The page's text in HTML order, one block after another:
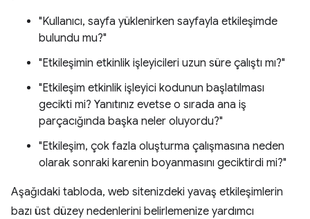
"Kullanıcı, sayfa yüklenirken sayfayla etkileşimde
bulundu mu?"
"Etkileşimin etkinlik işleyicileri uzun süre çalıştı mı?"
"Etkileşim etkinlik işleyici kodunun başlatılması
gecikti mi? Yanıtınız evetse o sırada ana iş
parçacığında başka neler oluyordu?"
"Etkileşim, çok fazla oluşturma çalışmasına neden
olarak sonraki karenin boyanmasını geciktirdi mi?"
Aşağıdaki tabloda, web sitenizdeki yavaş etkileşimlerin
bazı üst düzey nedenlerini belirlemenize yardımcı